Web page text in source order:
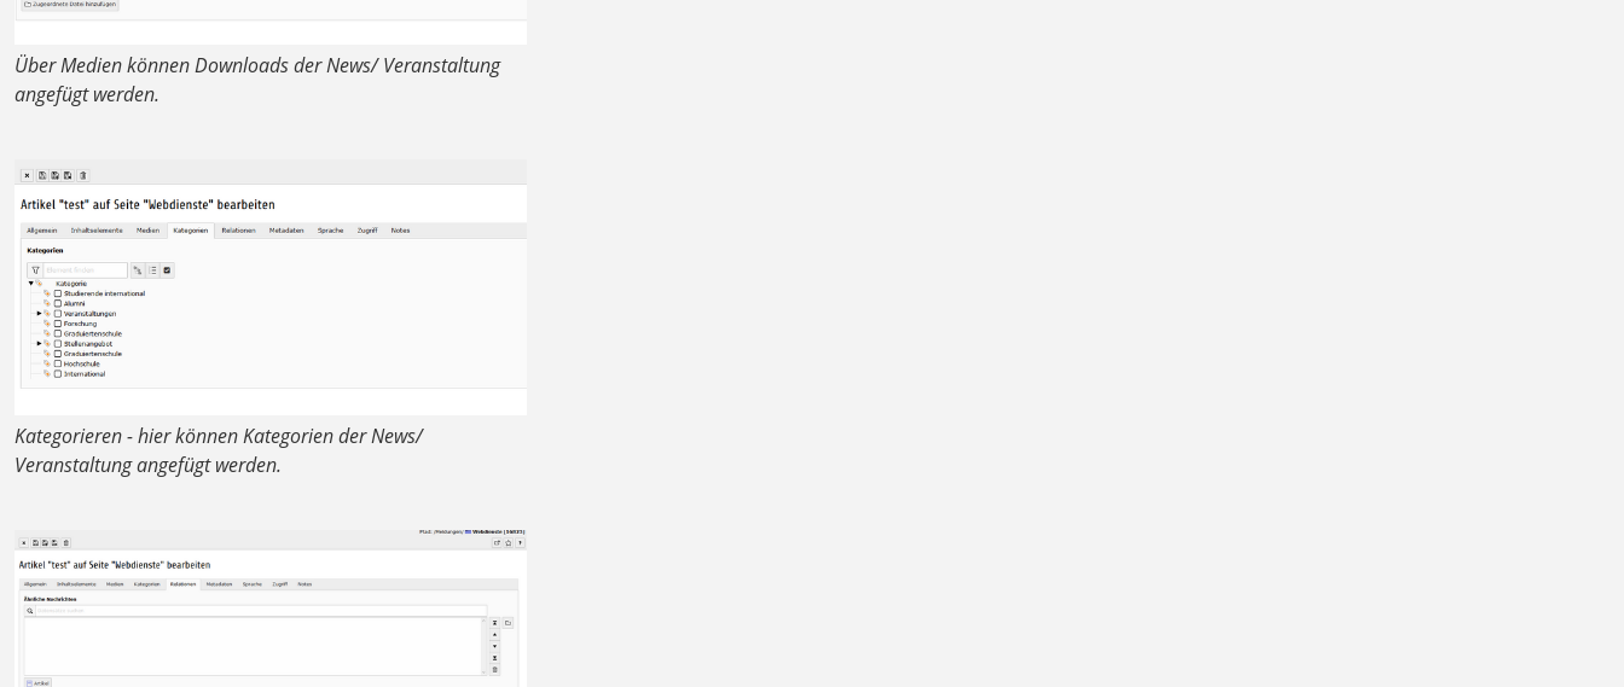
Über Medien können Downloads der News/ Veranstaltung
angefügt werden.
Kategorieren - hier können Kategorien der News/
Veranstaltung angefügt werden.